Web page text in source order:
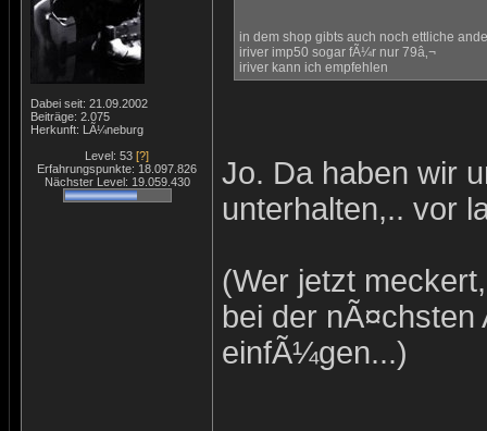
Dabei seit: 21.09.2002
Beiträge: 2.075
Herkunft: LÃ¼neburg
Level: 53 [?]
Erfahrungspunkte: 18.097.826
Nächster Level: 19.059.430
in dem shop gibts auch noch ettliche
iriver imp50 sogar fÃ¼r nur 79â‚¬
iriver kann ich empfehlen
Jo. Da haben wir
unterhalten,.. vor
(Wer jetzt
bei der
einfÃ¼gen...)